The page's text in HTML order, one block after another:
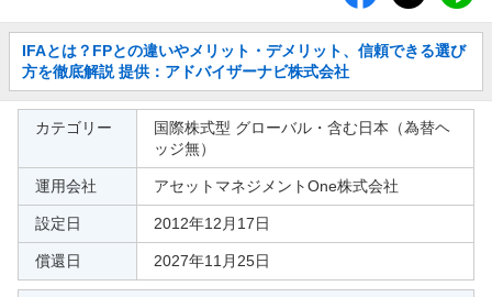
ア
お
知
ら
せ
IFAとは？FPとの違いやメリット・デメリット、信頼できる選び
方を徹底解説 提供：アドバイザーナビ株式会社
情
カテゴリー
国際株式型 グローバル・含む日本（為替ヘ
ッジ無）
運用会社 アセットマネジメントOne株式会社
設定日 2012年12月17日
償還日 2027年11月25日